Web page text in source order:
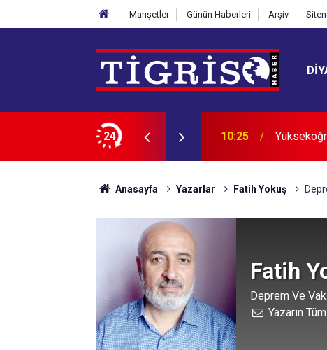
Manşetler Günün Haberleri Arşiv
24
izni 1 yıl daha uzatılabilecek 10:07 Okullarda
Anasayfa Yazarlar Fatih Yokuş
Fatih
Deprem Ve
Yazarın